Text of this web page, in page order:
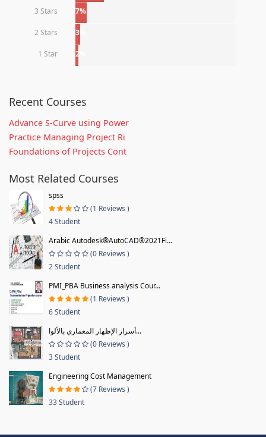
3 Stars 7%
2 Stars 3%
1 Star 2%
Recent Courses
Advance S-Curve using Power
Practice Managing Project Ri
Foundations of Projects Cont
Most Related Courses
spss
(1 Reviews )
4 Student
Arabic Autodesk®AutoCAD®2021Fi...
(0 Reviews )
2 Student
PMI_PBA Business analysis Cour...
(1 Reviews )
6 Student
أسرار الإظهار المعماري بالألوا...
(0 Reviews )
3 Student
Engineering Cost Management
(7 Reviews )
33 Student